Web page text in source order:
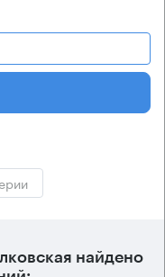
найдено